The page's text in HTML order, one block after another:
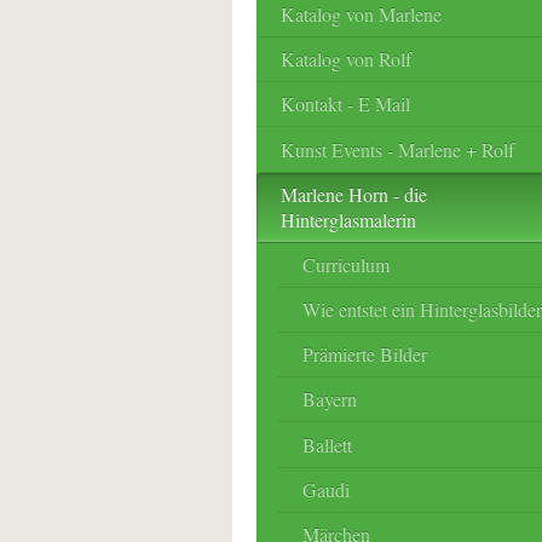
Katalog von Marlene
Katalog von Rolf
Kontakt - E Mail
Kunst Events - Marlene + Rolf
Marlene Horn - die
Hinterglasmalerin
Curriculum
Wie entstet ein Hinterglasbilder
Prämierte Bilder
Bayern
Ballett
Gaudi
Märchen